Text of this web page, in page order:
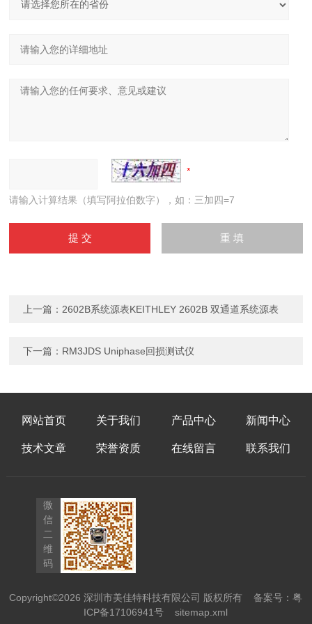
请输入计算结果（填写阿拉伯数字），如：三加四=7
上一篇： 2602B系统源表KEITHLEY 2602B 双通道系统源表
下一篇： RM3JDS Uniphase回损测试仪
网站首页 关于我们 产品中心 新闻中心
技术文章 荣誉资质 在线留言 联系我们
微
信
二
维
码
Copyright©2026 深圳市美佳特科技有限公司 版权所有备案号：粤
ICP备17106941号
sitemap.xml